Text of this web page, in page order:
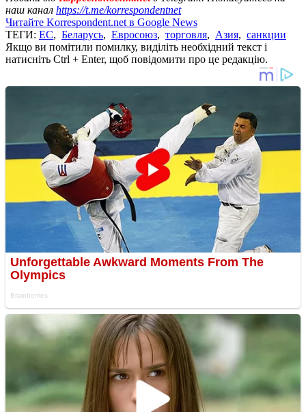
наш канал https://t.me/korrespondentnet
Читайте Korrespondent.net в Google News
ТЕГИ: ЕС, Беларусь, Евросоюз, торговля, Азия, санкции
Якщо ви помітили помилку, виділіть необхідний текст і
натисніть Ctrl + Enter, щоб повідомити про це редакцію.